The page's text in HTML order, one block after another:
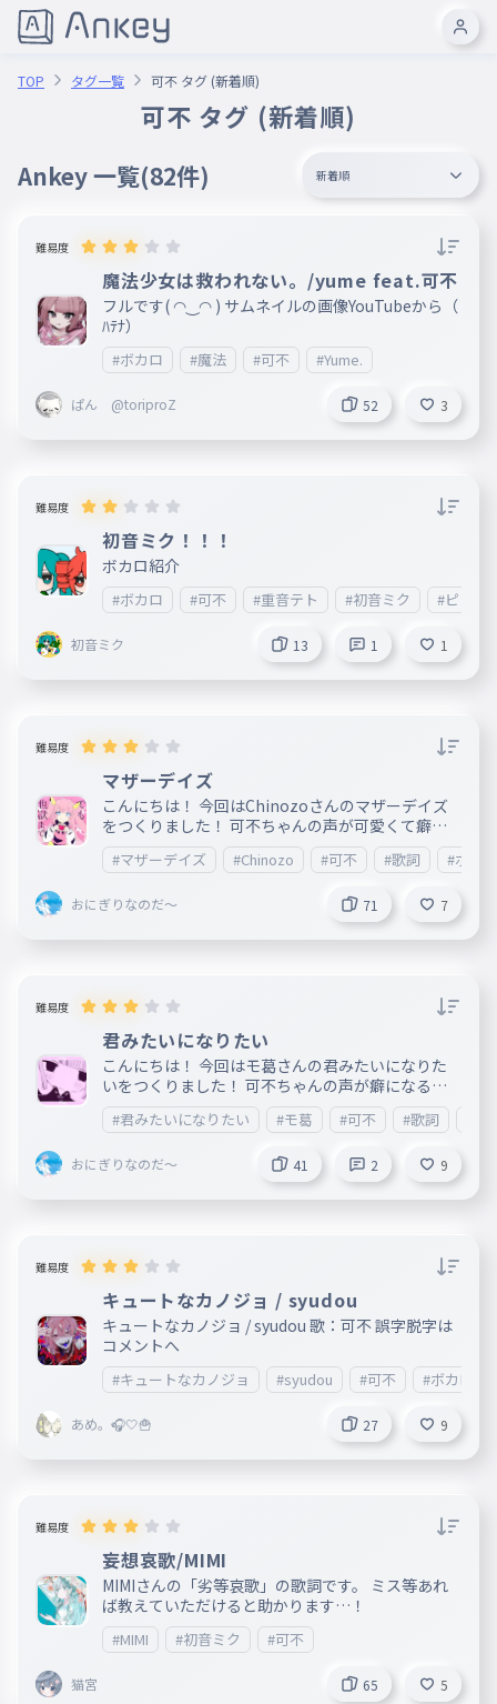
TOP タグ一覧 可不 タグ (新着順)
可不 タグ (新着順)
Ankey 一覧(82件) 新着順
難易度
魔法少女は救われない。/yume feat.可不
フルです( ◠‿◠ ) サムネイルの画像YouTubeから（
ﾊﾃﾅ）
#ボカロ #魔法 #可不 #Yume.
ぱん @toriproZ 52 3
難易度
初音ミク！！！
ボカロ紹介
#ボカロ #可不 #重音テト #初音ミク #ピノキ
初音ミク 13 1 1
難易度
マザーデイズ
こんにちは！ 今回はChinozoさんのマザーデイズ
をつくりました！ 可不ちゃんの声が可愛くて癖に
なるのでぜひ聞いてみてください！ そして、この投
稿で今年の投稿は最後です！ 今年も一年間ありが
よいお年を！ ＿＿＿＿＿＿＿＿＿＿＿＿＿＿＿＿
＿＿＿＿＿＿＿＿＿＿＿＿＿＿＿＿＿＿＿＿＿＿＿
＿＿＿＿＿＿＿＿＿＿＿＿＿＿＿ 2023.1.14 公開 作
#マザーデイズ #Chinozo #可不 #歌詞 #ボカロ
おにぎりなのだ～ 71 7
難易度
君みたいになりたい
こんにちは！ 今回はモ葛さんの君みたいになりた
いをつくりました！ 可不ちゃんの声が癖になるの
でぜひ聞いてみてください！ ＿＿＿＿＿＿＿＿＿
＿＿＿＿＿＿＿＿＿＿＿＿＿＿＿＿＿＿＿＿＿＿＿
025.11.1 公開 作詞:モ葛 作曲:モ葛
#君みたいになりたい #モ葛 #可不 #歌詞
おにぎりなのだ～ 41 2 9
難易度
キュートなカノジョ / syudou
キュートなカノジョ / syudou 歌：可不 誤字脱字は
コメントへ
#キュートなカノジョ #syudou #可不 #ボカロ
あめ。🎧️🤍🍟 27 9
難易度
妄想哀歌/MIMI
MIMIさんの「劣等哀歌」の歌詞です。 ミス等あれ
ば教えていただけると助かります…！
#MIMI #初音ミク #可不
猫宮 65 5